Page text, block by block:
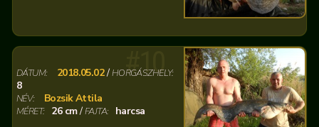
#10
DÁTUM: 2018.05.02/HORGÁSZHELY:
8
NÉV: Bozsik Attila
MÉRET: 26 cm/FAJTA: harcsa